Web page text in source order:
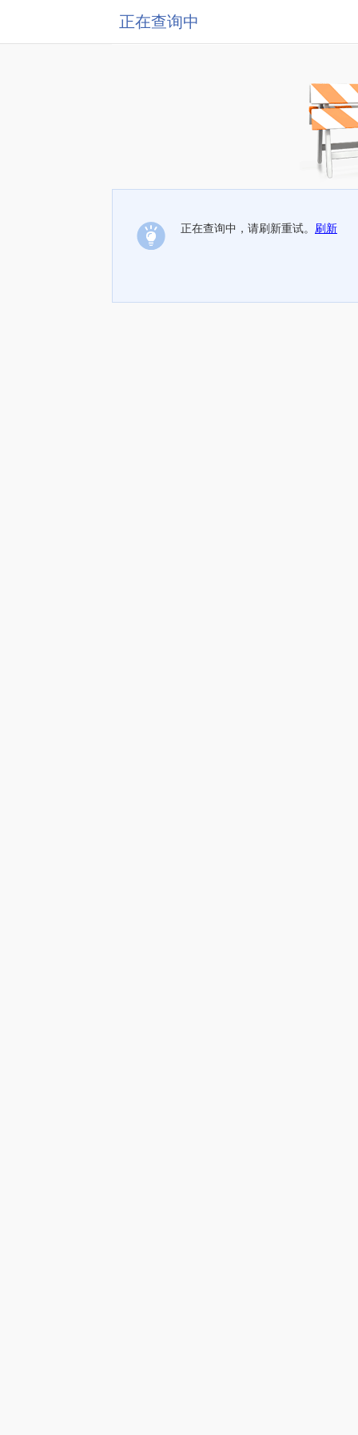
正在查询中
正在查询中，请刷新重试。 刷新